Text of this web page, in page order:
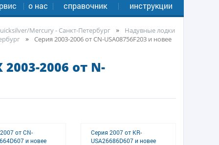
о нас справочник инструкции
Mercury - Санкт-Петербург
Надувные лодки
Серия 2003-2006 от CN-USA08756F203 и новее
2006 от N-
от CN-
и новее
Серия 2007 от KR-
USA26686D607 и новее